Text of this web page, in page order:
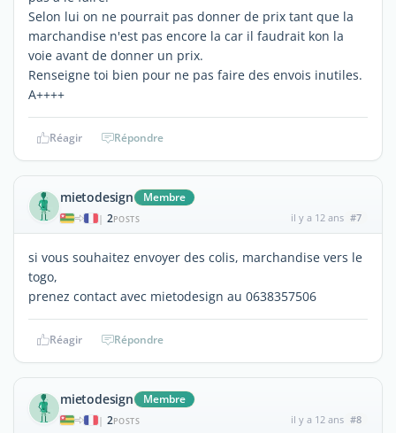
Selon lui on ne pourrait pas donner de prix tant que la
marchandise n'est pas encore la car il faudrait kon la
voie avant de donner un prix.
Renseigne toi bien pour ne pas faire des envois inutiles.
A++++
Réagir Répondre
mietodesign Membre
| 2POSTS il y a 12 ans #7
si vous souhaitez envoyer des colis, marchandise vers le
togo,
prenez contact avec mietodesign au 0638357506
Réagir Répondre
mietodesign Membre
| 2POSTS il y a 12 ans #8